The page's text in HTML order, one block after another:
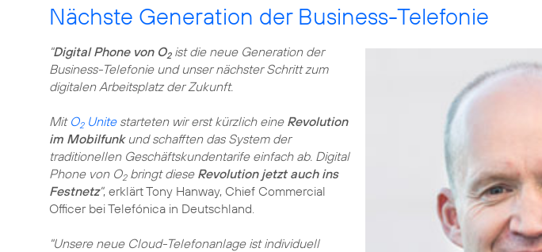
Nächste Generation der Business-Telefonie
"Digital Phone von O2ist die neue Generation der
Business-Telefonie und unser nächster Schritt zum
digitalen Arbeitsplatz der Zukunft.
Mit O2Unitestarteten wir erst kürzlich eine Revolution
im Mobilfunkund schafften das System der
traditionellen Geschäftskundentarife einfach ab. Digital
Phone von O2bringt diese Revolution jetzt auch ins
Festnetz", erklärt Tony Hanway, Chief Commercial
Officer bei Telefónica in Deutschland.
"Unsere neue Cloud-Telefonanlage ist individuell